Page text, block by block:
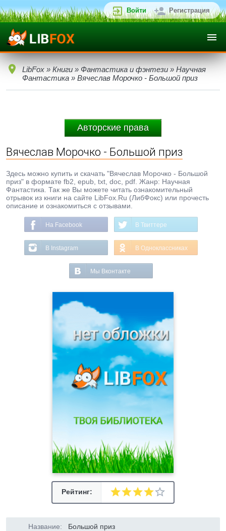
Войти Регистрация
LibFox » Книги » Фантастика и фэнтези » Научная
Фантастика » Вячеслав Морочко - Большой приз
Авторские права
Вячеслав Морочко - Большой приз
Здесь можно купить и скачать "Вячеслав Морочко - Большой
приз" в формате fb2, epub, txt, doc, pdf. Жанр: Научная
Фантастика. Так же Вы можете читать ознакомительный
отрывок из книги на сайте LibFox.Ru (ЛибФокс) или прочесть
описание и ознакомиться с отзывами.
На Facebook В Твиттере
В Instagram В Одноклассниках
Мы Вконтакте
Рейтинг:
Название: Большой приз